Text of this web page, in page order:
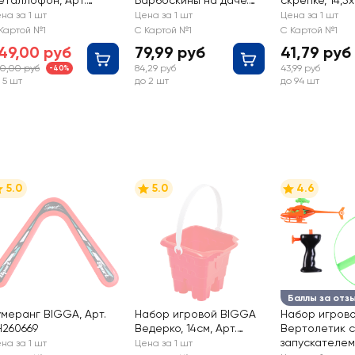
за 1 шт
№1
руб
руб -40%
5 шт
Дружная семья,
мультяшная
Цена за 1 шт
С Картой №1
79,99 руб
84,29 руб
до 2 шт
страниц, Арт.
338955
Цена за 1 шт
С Картой №1
41,79 руб
43,99 руб
до 94 шт
5.0
BIGGA, Арт.
за 1 шт
5.0
Набор игровой BIGGA
Ведерко, 14см, Арт.
B1117102
Цена за 1 шт
Баллы за
4.6
Набор
Вертолетик с